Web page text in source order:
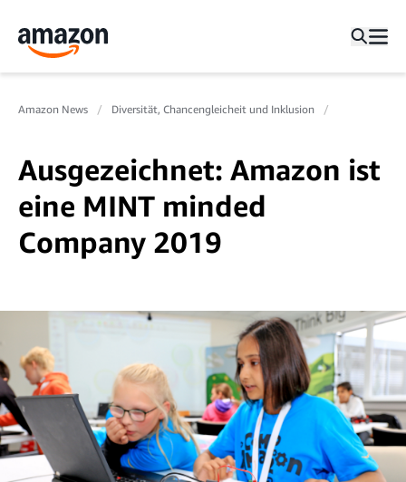
Amazon News Diversität, Chancengleicheit und Inklusion
Ausgezeichnet: Amazon ist
eine MINT minded
Company 2019